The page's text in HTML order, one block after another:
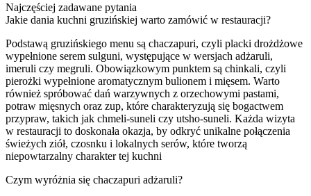
Najczęściej zadawane pytania
Jakie dania kuchni gruzińskiej warto zamówić w restauracji?
Podstawą gruzińskiego menu są chaczapuri, czyli placki drożdżowe
wypełnione serem sulguni, występujące w wersjach adżaruli,
imeruli czy megruli. Obowiązkowym punktem są chinkali, czyli
pierożki wypełnione aromatycznym bulionem i mięsem. Warto
również spróbować dań warzywnych z orzechowymi pastami,
potraw mięsnych oraz zup, które charakteryzują się bogactwem
przypraw, takich jak chmeli-suneli czy utsho-suneli. Każda wizyta
w restauracji to doskonała okazja, by odkryć unikalne połączenia
świeżych ziół, czosnku i lokalnych serów, które tworzą
niepowtarzalny charakter tej kuchni
Czym wyróżnia się chaczapuri adżaruli?